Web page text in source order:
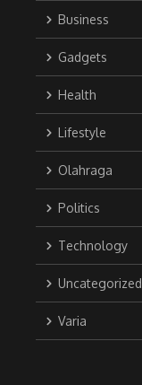
Business
Gadgets
Health
Lifestyle
Olahraga
Politics
Technology
Uncategorized
Varia